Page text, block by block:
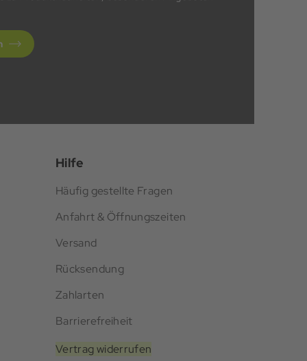
Hilfe
Häufig gestellte Fragen
Anfahrt & Öffnungszeiten
Versand
Rücksendung
Zahlarten
Barrierefreiheit
Vertrag widerrufen